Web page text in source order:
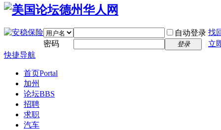
自动登录 找
密码
登录
立
快捷导航
首页Portal
加州
论坛BBS
招聘
求职
汽车